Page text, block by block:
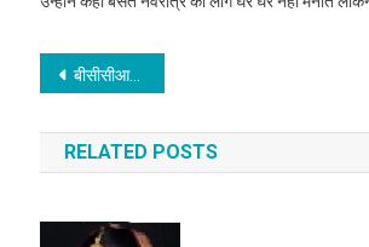
Post
navigation
बीसीसीआई ने टी20 वर्ल्ड चैंपियन टीम के लिए खोला खजाना, 131 करोड़ रुपये इनामी राशि की घोषणा
RELATED POSTS